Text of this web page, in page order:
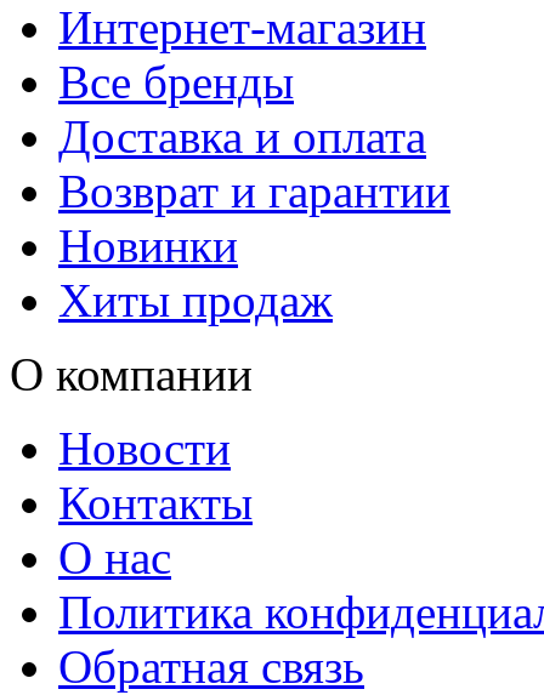
Интернет-магазин
Все бренды
Доставка и оплата
Возврат и гарантии
Новинки
Хиты продаж
О компании
Новости
Контакты
О нас
Политика
Обратная связь